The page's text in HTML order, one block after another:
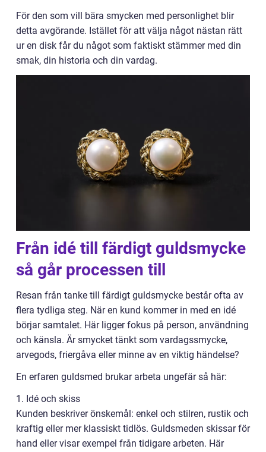
För den som vill bära smycken med personlighet blir
detta avgörande. Istället för att välja något nästan rätt
ur en disk får du något som faktiskt stämmer med din
smak, din historia och din vardag.
Från idé till färdigt guldsmycke
så går processen till
Resan från tanke till färdigt guldsmycke består ofta av
flera tydliga steg. När en kund kommer in med en idé
börjar samtalet. Här ligger fokus på person, användning
och känsla. Är smycket tänkt som vardagssmycke,
arvegods, friergåva eller minne av en viktig händelse?
En erfaren guldsmed brukar arbeta ungefär så här:
1. Idé och skiss
Kunden beskriver önskemål: enkel och stilren, rustik och
kraftig eller mer klassiskt tidlös. Guldsmeden skissar för
hand eller visar exempel från tidigare arbeten. Här